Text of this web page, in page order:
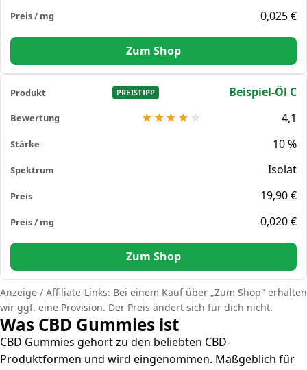
0,025 €
Zum Shop
PREISTIPP
Beispiel-Öl C
4,1
10 %
Isolat
19,90 €
0,020 €
Zum Shop
Anzeige / Affiliate-Links: Bei einem Kauf über „Zum Shop" erhalten
wir ggf. eine Provision. Der Preis ändert sich für dich nicht.
Was CBD Gummies ist
CBD Gummies gehört zu den beliebten CBD-
Produktformen und wird eingenommen. Maßgeblich für